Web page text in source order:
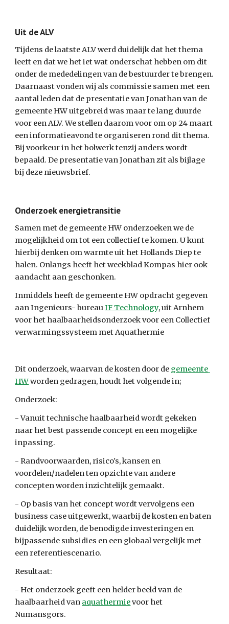
Uit de ALV
Tijdens de laatste ALV werd duidelijk dat het thema
leeft en dat we het iet wat onderschat hebben om dit
onder de mededelingen van de bestuurder te brengen.
Daarnaast vonden wij als commissie samen met een
aantal leden dat de presentatie van Jonathan van de
gemeente HW uitgebreid was maar te lang duurde
voor een ALV. We stellen daarom voor om op 24 maart
een informatieavond te organiseren rond dit thema.
Bij voorkeur in het bolwerk tenzij anders wordt
bepaald. De presentatie van Jonathan zit als bijlage
bij deze nieuwsbrief.
Onderzoek energietransitie
Samen met de gemeente HW onderzoeken we de
mogelijkheid om tot een collectief te komen. U kunt
hierbij denken om warmte uit het Hollands Diep te
halen. Onlangs heeft het weekblad Kompas hier ook
aandacht aan geschonken.
Inmiddels heeft de gemeente HW opdracht gegeven
aan Ingenieurs- bureau IF Technology, uit Arnhem
voor het haalbaarheidsonderzoek voor een Collectief
verwarmingssysteem met Aquathermie
Dit onderzoek, waarvan de kosten door de gemeente
HW worden gedragen, houdt het volgende in;
Onderzoek:
- Vanuit technische haalbaarheid wordt gekeken
naar het best passende concept en een mogelijke
inpassing.
- Randvoorwaarden, risico's, kansen en
voordelen/nadelen ten opzichte van andere
concepten worden inzichtelijk gemaakt.
- Op basis van het concept wordt vervolgens een
business case uitgewerkt, waarbij de kosten en baten
duidelijk worden, de benodigde investeringen en
bijpassende subsidies en een globaal vergelijk met
een referentiescenario.
Resultaat:
- Het onderzoek geeft een helder beeld van de
haalbaarheid van aquathermie voor het
Numansgors.